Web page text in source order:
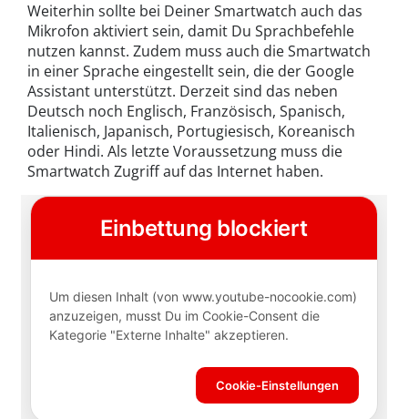
Weiterhin sollte bei Deiner Smartwatch auch das
Mikrofon aktiviert sein, damit Du Sprachbefehle
nutzen kannst. Zudem muss auch die Smartwatch
in einer Sprache eingestellt sein, die der Google
Assistant unterstützt. Derzeit sind das neben
Deutsch noch Englisch, Französisch, Spanisch,
Italienisch, Japanisch, Portugiesisch, Koreanisch
oder Hindi. Als letzte Voraussetzung muss die
Smartwatch Zugriff auf das Internet haben.